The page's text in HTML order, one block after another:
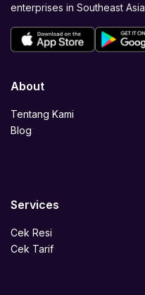
enterprises in Southeast Asia
About
Tentang Kami
Blog
Services
Cek Resi
Cek Tarif